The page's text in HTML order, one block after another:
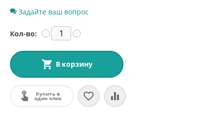
Задайте ваш вопрос
Кол-во: +
−
В корзину
Купить в
один клик